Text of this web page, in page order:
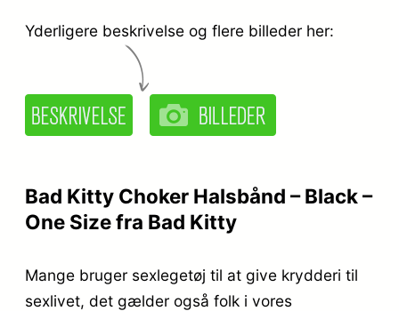
Yderligere beskrivelse og flere billeder her:
Bad Kitty Choker Halsbånd – Black –
One Size fra Bad Kitty
Mange bruger sexlegetøj til at give krydderi til
sexlivet, det gælder også folk i vores